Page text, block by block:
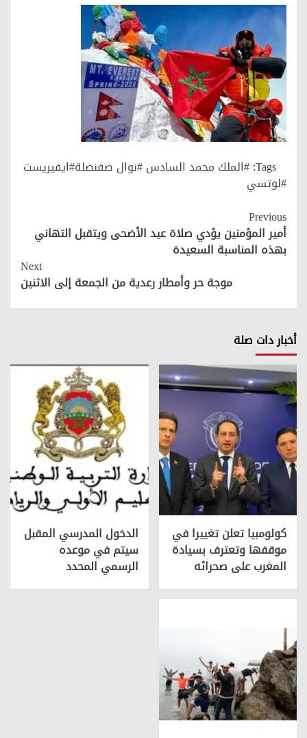
Tags: #الملك محمد السادس #نوال صفنضلة#ايفيريست
#لوتسي
Continue
Reading
Previous
أمير المؤمنين يؤدي صلاة عيد الأضحى ويتقبل التهاني
بهذه المناسبة السعيدة
Next
موجة حر وأمطار رعدية من الجمعة إلى الاثنين
أخبار دات صلة
كولومبيا تعلن تغييرا في
موقفها وتعترف بسيادة
المغرب على صحرائه
الدخول المدرسي المقبل
سیتم في موعده
الرسمي المحدد